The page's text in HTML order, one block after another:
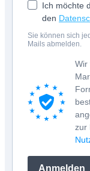
Ich möchte
den
Sie können sich
Mails abmelden.
Wir
zur
Anmelden